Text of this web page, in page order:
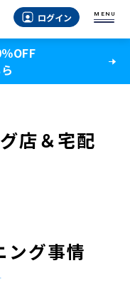
ログイン MENU
OFF
店＆宅配
ング事情